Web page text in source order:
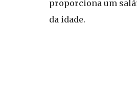
proporciona um
da idade.